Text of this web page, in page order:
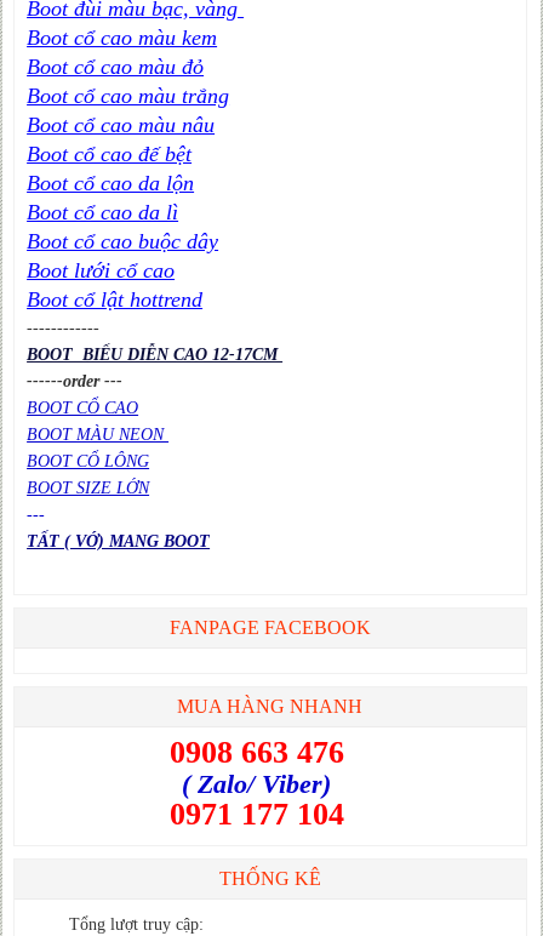
Boot đùi màu bạc, vàng
Boot cổ cao màu kem
Boot cổ cao màu đỏ
Boot cổ cao màu trắng
Boot cổ cao màu nâu
Boot cổ cao đế bệt
Boot cổ cao da lộn
Boot cổ cao da lì
Boot cổ cao buộc dây
Boot lưới cổ cao
Boot cổ lật hottrend
------------
BOOT BIỂU DIỄN CAO 12-17CM
------order ---
BOOT CỔ CAO
BOOT MÀU NEON
BOOT CỔ LÔNG
BOOT SIZE LỚN
---
TẤT ( VỚ) MANG BOOT
FANPAGE FACEBOOK
MUA HÀNG NHANH
0908 663 476
( Zalo/ Viber)
0971 177 104
THỐNG KÊ
Tổng lượt truy cập: